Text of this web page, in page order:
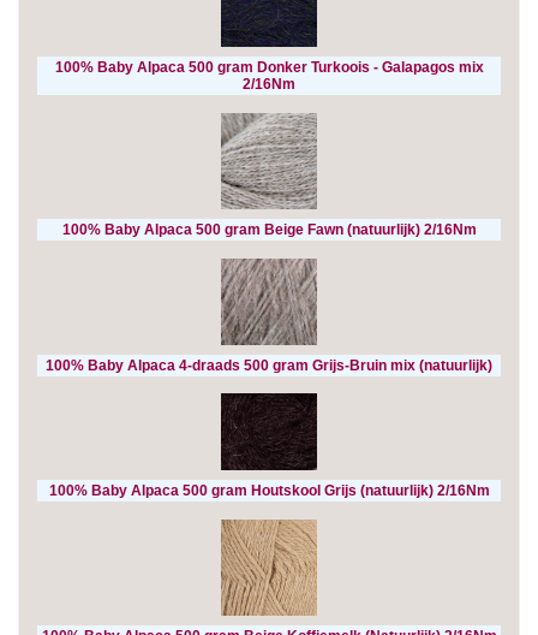
100% Baby Alpaca 500 gram Donker Turkoois - Galapagos mix
2/16Nm
100% Baby Alpaca 500 gram Beige Fawn (natuurlijk) 2/16Nm
100% Baby Alpaca 4-draads 500 gram Grijs-Bruin mix (natuurlijk)
100% Baby Alpaca 500 gram Houtskool Grijs (natuurlijk) 2/16Nm